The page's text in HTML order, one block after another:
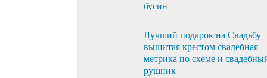
бусин
Лучший подарок на Свадьбу
вышитая крестом свадебная
метрика по схеме и
рушник